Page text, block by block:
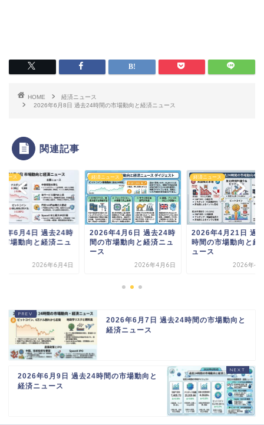
HOME
経済ニュース
2026年6月8日 過去24時間の市場動向と経済ニュース
関連記事
ュース
年6月4日 過去24時
市場動向と経済ニュ
2026年6月4日
経済ニュース
2026年4月6日 過去24時
間の市場動向と経済ニュ
ース
2026年4月6日
経済ニュース
2026年4月21日 過
時間の市場動向と経
ュース
2026年4
2026年6月7日 過去24時間の市場動向と
経済ニュース
2026年6月9日 過去24時間の市場動向と
経済ニュース